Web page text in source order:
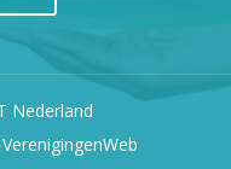
Nederland
VerenigingenWeb